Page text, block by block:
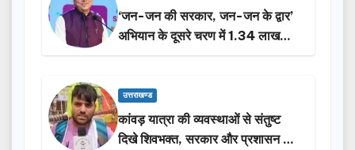
‘जन-जन की सरकार, जन-जन के द्वार’
अभियान के दूसरे चरण में 1.34 लाख
लोगों की भागीदारी…
उत्तराखण्ड
कांवड़ यात्रा की व्यवस्थाओं से संतुष्ट
दिखे शिवभक्त, सरकार और प्रशासन की